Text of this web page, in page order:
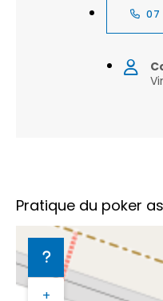
07
Pratique du poker
+